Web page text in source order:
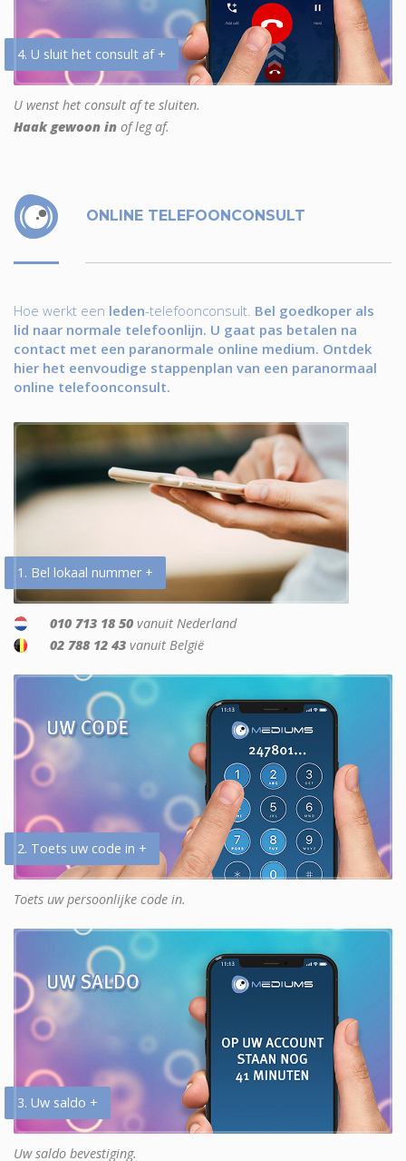
4. U sluit het consult af +
U wenst het consult af te sluiten.
Haak gewoon in of leg af.
ONLINE TELEFOONCONSULT
Hoe werkt een leden-telefoonconsult. Bel goedkoper als
lid naar normale telefoonlijn. U gaat pas betalen na
contact met een paranormale online medium. Ontdek
hier het eenvoudige stappenplan van een paranormaal
online telefoonconsult.
1. Bel lokaal nummer +
010 713 18 50 vanuit Nederland
02 788 12 43 vanuit België
2. Toets uw code in +
Toets uw persoonlijke code in.
3. Uw saldo +
Uw saldo bevestiging.